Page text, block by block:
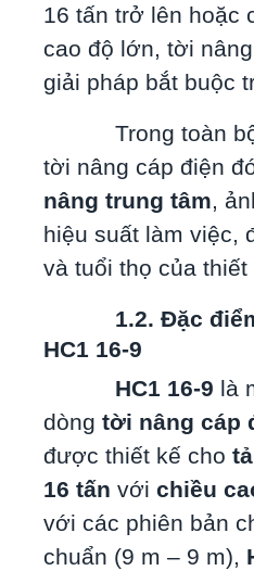
16 tấn trở lên hoặc
cao độ lớn, tời
giải pháp bắt buộc
Trong toàn
tời nâng cáp điện
nâng trung tâm,
hiệu suất làm việc,
và tuổi thọ của thiết
1.2. Đặc
HC1 16-9
HC1 16-9 là
dòng tời nâng cáp
được thiết kế cho
16 tấn với chiều
với các phiên bản
chuẩn (9 m – 9 m),